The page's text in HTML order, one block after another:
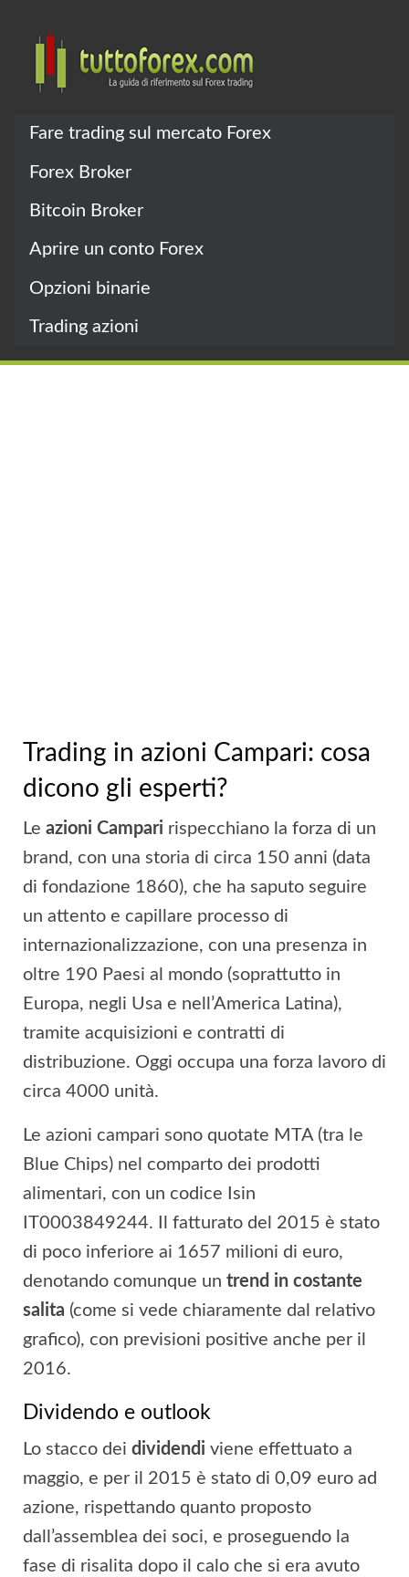
Fare trading sul mercato Forex
Forex Broker
Bitcoin Broker
Aprire un conto Forex
Opzioni binarie
Trading azioni
Trading in azioni Campari: cosa
dicono gli esperti?
Le azioni Campari rispecchiano la forza di un
brand, con una storia di circa 150 anni (data
di fondazione 1860), che ha saputo seguire
un attento e capillare processo di
internazionalizzazione, con una presenza in
oltre 190 Paesi al mondo (soprattutto in
Europa, negli Usa e nell’America Latina),
tramite acquisizioni e contratti di
distribuzione. Oggi occupa una forza lavoro di
circa 4000 unità.
Le azioni campari sono quotate MTA (tra le
Blue Chips) nel comparto dei prodotti
alimentari, con un codice Isin
IT0003849244. Il fatturato del 2015 è stato
di poco inferiore ai 1657 milioni di euro,
denotando comunque un trend in costante
salita (come si vede chiaramente dal relativo
grafico), con previsioni positive anche per il
2016.
Dividendo e outlook
Lo stacco dei dividendi viene effettuato a
maggio, e per il 2015 è stato di 0,09 euro ad
azione, rispettando quanto proposto
dall’assemblea dei soci, e proseguendo la
fase di risalita dopo il calo che si era avuto